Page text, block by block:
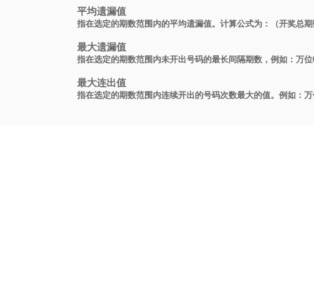
平均遗漏值
指在选定的期数范围内的平均遗漏值。计算公式为：（开奖总
最大遗漏值
指在选定的期数范围内未开出号码的最长间隔期数，例如：万
最大连出值
指在选定的期数范围内连续开出的号码次数最大的值。例如：